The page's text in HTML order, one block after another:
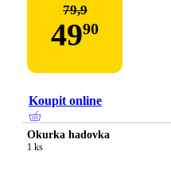
79,9
4990
Koupit online
Okurka hadovka
1 ks